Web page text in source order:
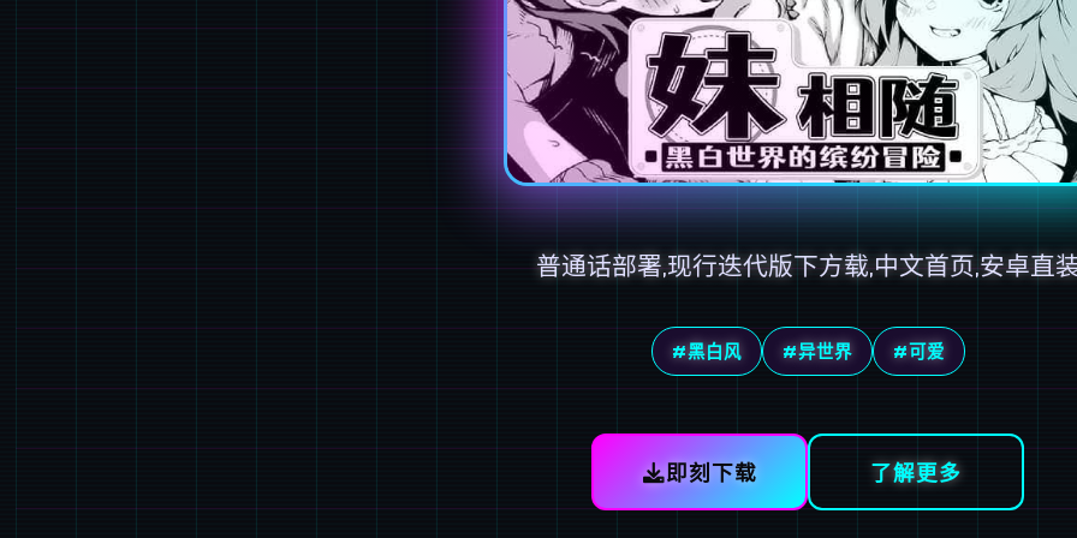
普通话部署,现行迭代版下方载,中文首页,安卓直
#黑白风 #异世界 #可爱
即刻下载 了解更多